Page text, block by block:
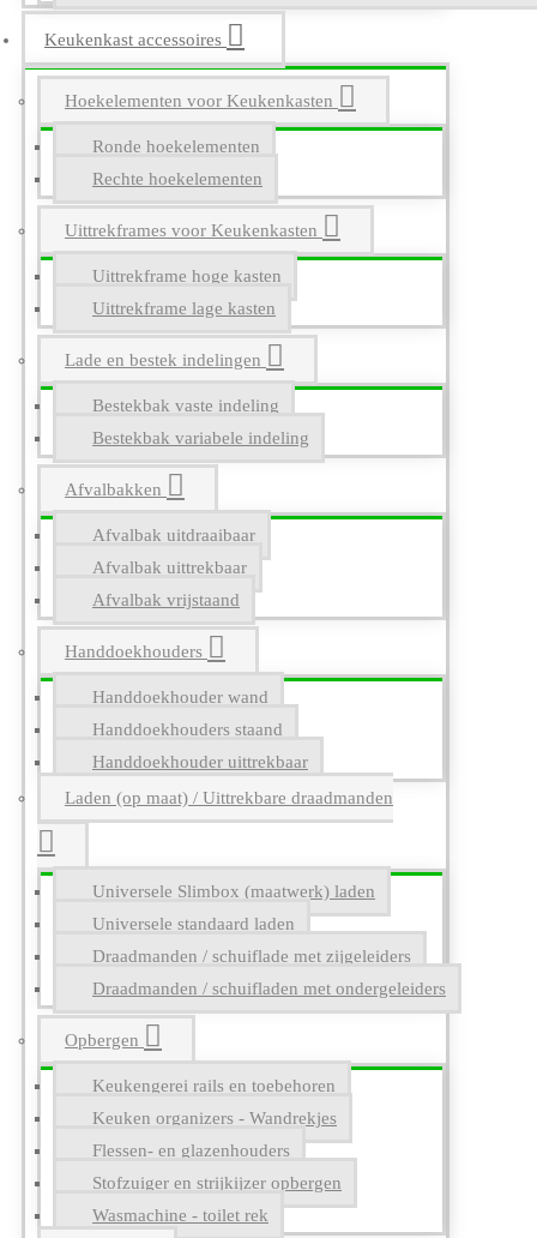
Keukenkast accessoires
Hoekelementen voor Keukenkasten
Ronde hoekelementen
Rechte hoekelementen
Uittrekframes voor Keukenkasten
Uittrekframe hoge kasten
Uittrekframe lage kasten
Lade en bestek indelingen
Bestekbak vaste indeling
Bestekbak variabele indeling
Afvalbakken
Afvalbak uitdraaibaar
Afvalbak uittrekbaar
Afvalbak vrijstaand
Handdoekhouders
Handdoekhouder wand
Handdoekhouders staand
Handdoekhouder uittrekbaar
Laden (op maat) / Uittrekbare draadmanden
Universele Slimbox (maatwerk) laden
Universele standaard laden
Draadmanden / schuiflade met zijgeleiders
Draadmanden / schuifladen met ondergeleiders
Opbergen
Keukengerei rails en toebehoren
Keuken organizers - Wandrekjes
Flessen- en glazenhouders
Stofzuiger en strijkijzer opbergen
Wasmachine - toilet rek